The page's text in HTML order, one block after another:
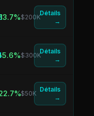
$200K
Détails
→
$300K
Détails
→
$50K
Détails
→